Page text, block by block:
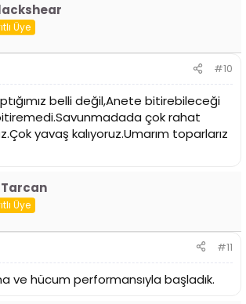
Üye
#10
belli değil,Anete bitirebileceği
çok rahat
yavaş kalıyoruz.Umarım toparlarız
Üye
#11
ve hücum performansıyla başladık.